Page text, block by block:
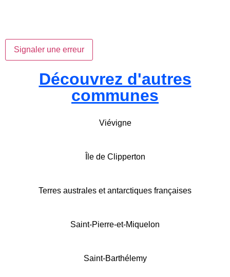
Signaler une erreur
Découvrez d'autres
communes
Viévigne
Île de Clipperton
Terres australes et antarctiques françaises
Saint-Pierre-et-Miquelon
Saint-Barthélemy